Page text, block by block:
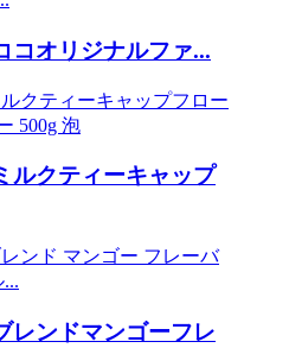
コオリジナルファ...
ルクティーキャップ
レンドマンゴーフレ